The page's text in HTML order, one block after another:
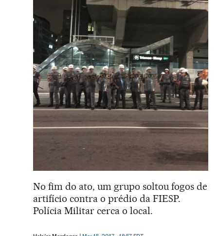
No fim do ato, um grupo soltou fogos de
artifício contra o prédio da FIESP.
Polícia Militar cerca o local.